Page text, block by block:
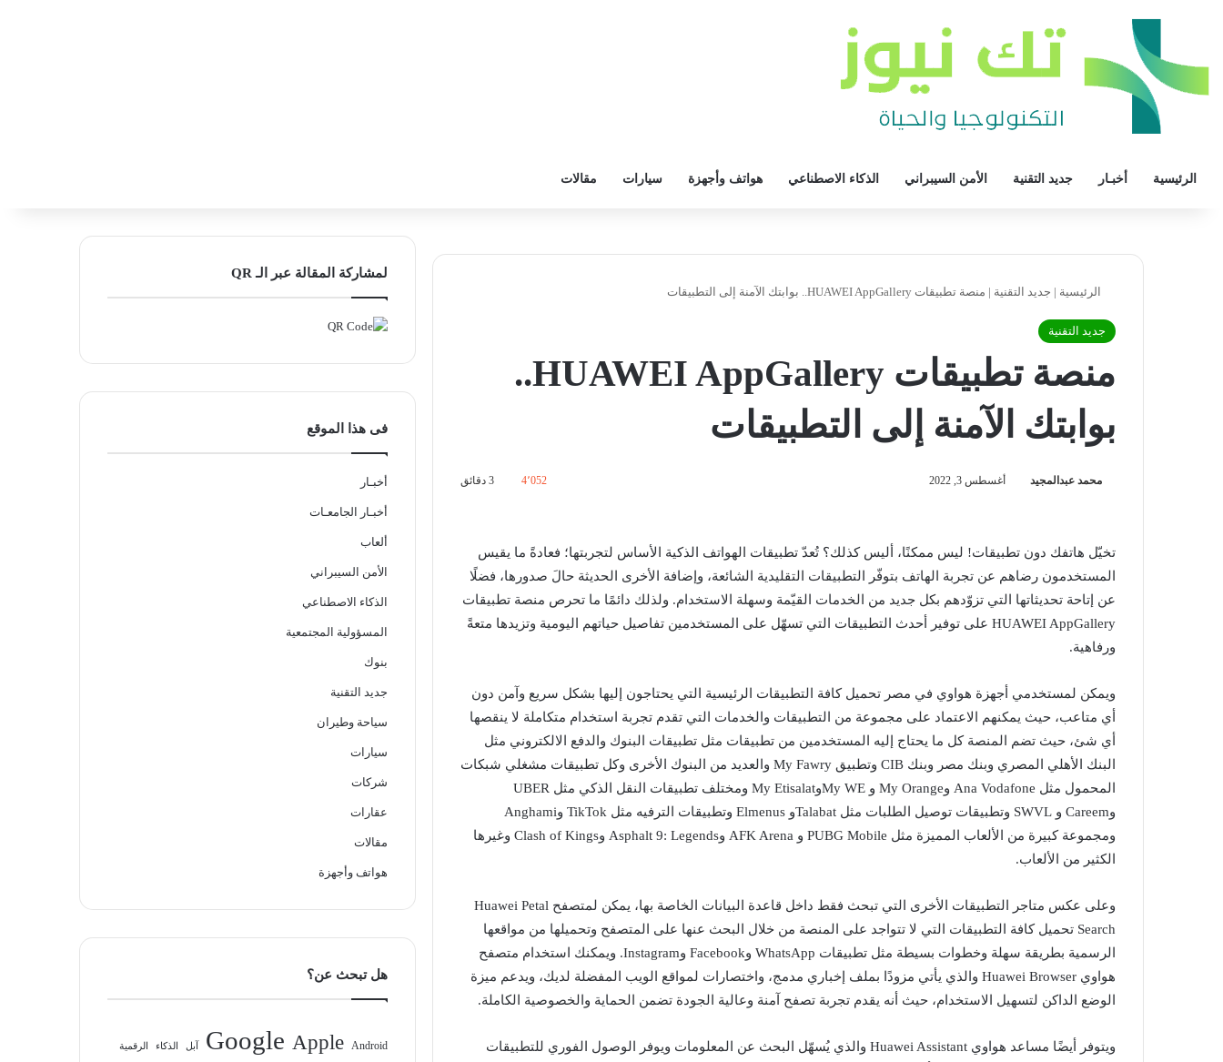
الرئيسية أخبـار جديد التقنية الأمن السيبراني الذكاء الاصطناعي هواتف وأجهزة سيارات مقالات
الرئيسية | جديد التقنية | منصة تطبيقات HUAWEI AppGallery.. بوابتك الآمنة إلى التطبيقات
جديد التقنية
منصة تطبيقات HUAWEI AppGallery..
بوابتك الآمنة إلى التطبيقات
محمد عبدالمجيد أغسطس 3, 2022 4٬052
تخيّل هاتفك دون تطبيقات! ليس ممكنًا، أليس كذلك؟ تُعدّ تطبيقات الهواتف الذكية الأساس لتجربتها؛ فعادةً ما يقيس
المستخدمون رضاهم عن تجربة الهاتف بتوفّر التطبيقات التقليدية الشائعة، وإضافة الأخرى الحديثة حالَ صدورها، فضلًا
عن إتاحة تحديثاتها التي تزوّدهم بكل جديد من الخدمات القيّمة وسهلة الاستخدام. ولذلك دائمًا ما تحرص منصة تطبيقات
HUAWEI AppGallery على توفير أحدث التطبيقات التي تسهّل على المستخدمين تفاصيل حياتهم اليومية وتزيدها متعةً
ورفاهية.
ويمكن لمستخدمي أجهزة هواوي في مصر تحميل كافة التطبيقات الرئيسية التي يحتاجون إليها بشكل سريع وآمن دون
أي متاعب، حيث يمكنهم الاعتماد على مجموعة من التطبيقات والخدمات التي تقدم تجربة استخدام متكاملة لا ينقصها
أي شئ، حيث تضم المنصة كل ما يحتاج إليه المستخدمين من تطبيقات مثل تطبيقات البنوك والدفع الالكتروني مثل
البنك الأهلي المصري وبنك مصر وبنك CIB وتطبيق My Fawry والعديد من البنوك الأخرى وكل تطبيقات مشغلي شبكات
المحمول مثل Ana Vodafone وMy Orange و My WEوMy Etisalat ومختلف تطبيقات النقل الذكي مثل UBER
وCareem و SWVL وتطبيقات توصيل الطلبات مثل Talabatو Elmenus وتطبيقات الترفيه مثل TikTok وAnghami
ومجموعة كبيرة من الألعاب المميزة مثل PUBG Mobile و AFK Arena وAsphalt 9: Legends وClash of Kings وغيرها
الكثير من الألعاب.
وعلى عكس متاجر التطبيقات الأخرى التي تبحث فقط داخل قاعدة البيانات الخاصة بها، يمكن لمتصفح Huawei Petal
Search تحميل كافة التطبيقات التي لا تتواجد على المنصة من خلال البحث عنها على المتصفح وتحميلها من مواقعها
الرسمية بطريقة سهلة وخطوات بسيطة مثل تطبيقات WhatsApp وFacebook وInstagram. ويمكنك استخدام متصفح
هواوي Huawei Browser والذي يأتي مزودًا بملف إخباري مدمج، واختصارات لمواقع الويب المفضلة لديك، ويدعم ميزة
الوضع الداكن لتسهيل الاستخدام، حيث أنه يقدم تجربة تصفح آمنة وعالية الجودة تضمن الحماية والخصوصية الكاملة.
ويتوفر أيضًا مساعد هواوي Huawei Assistant والذي يُسهّل البحث عن المعلومات ويوفر الوصول الفوري للتطبيقات
لمشاركة المقالة عبر الـ QR
فى هذا الموقع
أخبـار
أخبـار الجامعـات
ألعاب
الأمن السيبراني
الذكاء الاصطناعي
المسؤولية المجتمعية
بنوك
جديد التقنية
سياحة وطيران
سيارات
شركات
عقارات
مقالات
هواتف وأجهزة
هل تبحث عن؟
Android
Apple
Google آبل الذكاء الرقمية